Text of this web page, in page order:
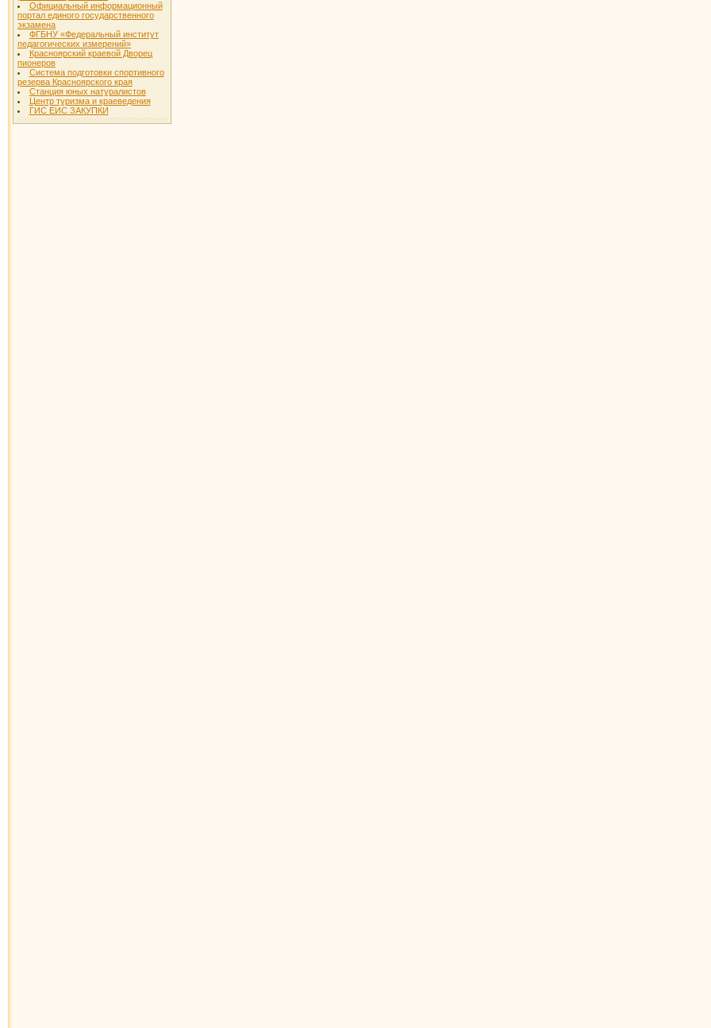
Официальный информационный
портал единого государственного
экзамена
ФГБНУ «Федеральный институт
педагогических измерений»
Красноярский краевой Дворец
пионеров
Система подготовки спортивного
резерва Красноярского края
Станция юных натуралистов
Центр туризма и краеведения
ГИС ЕИС ЗАКУПКИ